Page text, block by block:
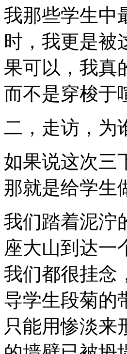
我那些学生中
时，我更是被
果可以，我真
而不是穿梭于
二，走访，为
如果说这次三
那就是给学生
我们踏着泥泞
座大山到达一
我们都很挂
导学生段菊的
只能用惨淡来